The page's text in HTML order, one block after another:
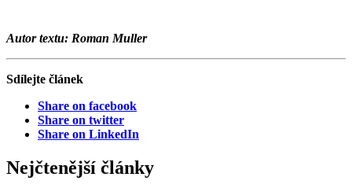
Autor textu: Roman Muller
Sdílejte článek
Share on facebook
Share on twitter
Share on LinkedIn
Nejčtenější články